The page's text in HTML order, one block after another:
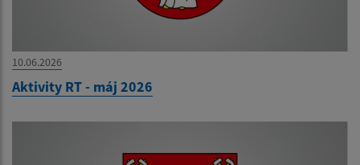
10.06.2026
Aktivity RT - máj 2026